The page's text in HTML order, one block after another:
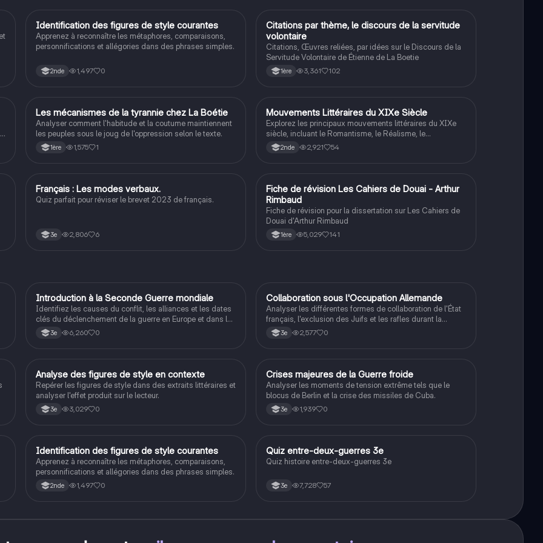
IFrançais
Identification des figures de style courantes
Apprenez à reconnaître les métaphores, comparaisons,
personnifications et allégories dans des phrases simples.
2nde 1,497 0
Français
Citations par thème, le discours de la servitude
volontaire
Citations, Œuvres reliées, par idées sur le Discours de la
Servitude Volontaire de Étienne de La Boetie
1ère 3,361 102
LFrançais
Les mécanismes de la tyrannie chez La Boétie
Analyser comment l'habitude et la coutume maintiennent
les peuples sous le joug de l'oppression selon le texte.
1ère 1,575 1
Français
Mouvements Littéraires du XIXe Siècle
Explorez les principaux mouvements littéraires du XIXe
siècle, incluant le Romantisme, le Réalisme, le
Naturalisme, le Symbolisme et le Surréalisme. Cette
ressource présente les thèmes, esthétiques, procédés et
cette période. Type: résumé.
2nde 2,921 54
FFrançais
Français : Les modes verbaux.
Quiz parfait pour réviser le brevet 2023 de français.
3e 2,806 6
Français
Fiche de révision Les Cahiers de Douai - Arthur
Rimbaud
Fiche de révision pour la dissertation sur Les Cahiers de
Douai d'Arthur Rimbaud
1ère 5,029 141
IHistoire
Introduction à la Seconde Guerre mondiale
Identifiez les causes du conflit, les alliances et les dates
clés du déclenchement de la guerre en Europe et dans le
Pacifique.
3e 6,260 0
CHistoire
Collaboration sous l'Occupation Allemande
Analyser les différentes formes de collaboration de l'État
français, l'exclusion des Juifs et les rafles durant la
Seconde Guerre mondiale.
3e 2,577 0
AFrançais
Analyse des figures de style en contexte
Repérer les figures de style dans des extraits littéraires et
analyser l'effet produit sur le lecteur.
3e 3,029 0
CHistoire
Crises majeures de la Guerre froide
Analyser les moments de tension extrême tels que le
blocus de Berlin et la crise des missiles de Cuba.
3e 1,939 0
IFrançais
Identification des figures de style courantes
Apprenez à reconnaître les métaphores, comparaisons,
personnifications et allégories dans des phrases simples.
2nde 1,497 0
QHistoire
Quiz entre-deux-guerres 3e
Quiz histoire entre-deux-guerres 3e
3e 7,728 57